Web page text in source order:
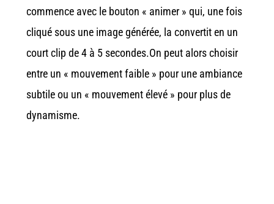
commence avec le bouton « animer » qui, une fois
cliqué sous une image générée, la convertit en un
court clip de 4 à 5 secondes.On peut alors choisir
entre un « mouvement faible » pour une ambiance
subtile ou un « mouvement élevé » pour plus de
dynamisme.